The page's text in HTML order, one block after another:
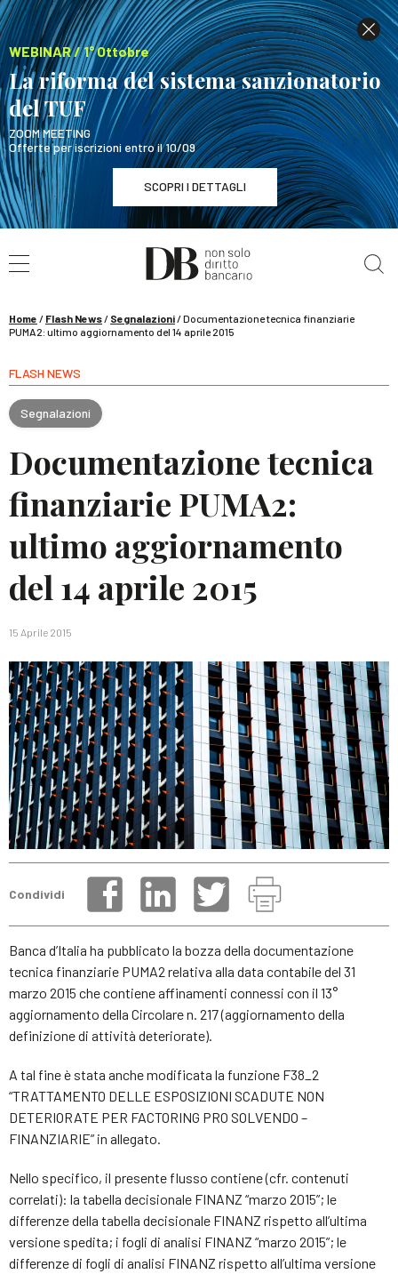
WEBINAR / 1° Ottobre
La riforma del sistema sanzionatorio
del TUF
ZOOM MEETING
Offerte per iscrizioni entro il 10/09
SCOPRI I DETTAGLI
WEBINAR / 1° Ottobre
La riforma del sistema sanzionatorio del TUF
Home / Flash News/ Segnalazioni/Documentazione tecnica finanziarie
PUMA2: ultimo aggiornamento del 14 aprile 2015
FLASH NEWS
Segnalazioni
Documentazione tecnica
finanziarie PUMA2:
ultimo aggiornamento
del 14 aprile 2015
15 Aprile 2015
Condividi
Banca d’Italia ha pubblicato la bozza della documentazione
tecnica finanziarie PUMA2 relativa alla data contabile del 31
marzo 2015 che contiene affinamenti connessi con il 13°
aggiornamento della Circolare n. 217 (aggiornamento della
definizione di attività deteriorate).
A tal fine è stata anche modificata la funzione F38_2
“TRATTAMENTO DELLE ESPOSIZIONI SCADUTE NON
DETERIORATE PER FACTORING PRO SOLVENDO –
FINANZIARIE” in allegato.
Nello specifico, il presente flusso contiene (cfr. contenuti
correlati): la tabella decisionale FINANZ “marzo 2015”; le
differenze della tabella decisionale FINANZ rispetto all’ultima
versione spedita; i fogli di analisi FINANZ “marzo 2015”; le
differenze di fogli di analisi FINANZ rispetto all’ultima versione